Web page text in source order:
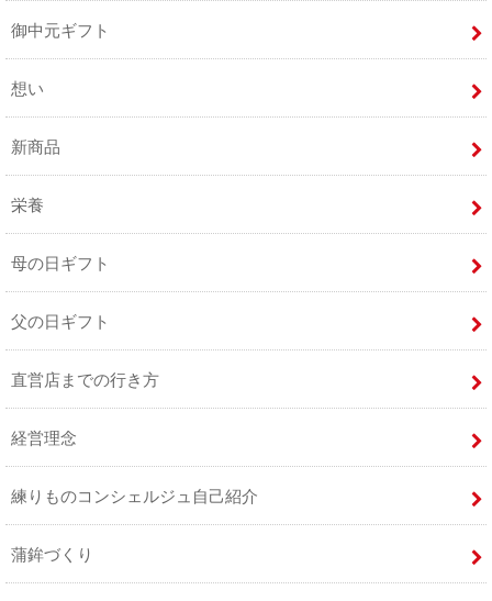
御中元ギフト
想い
新商品
栄養
母の日ギフト
父の日ギフト
直営店までの行き方
経営理念
練りものコンシェルジュ自己紹介
蒲鉾づくり